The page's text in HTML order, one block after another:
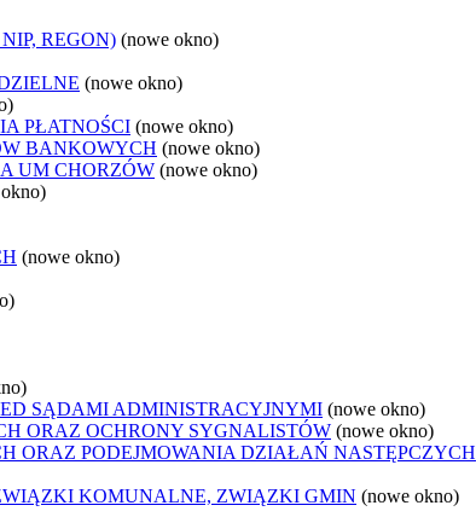
REGON) (nowe okno)
(nowe okno)
PŁATNOŚCI (nowe okno)
BANKOWYCH (nowe okno)
UM CHORZÓW (nowe okno)
(nowe okno)
SĄDAMI ADMINISTRACYJNYMI (nowe okno)
ORAZ OCHRONY SYGNALISTÓW (nowe okno)
ORAZ PODEJMOWANIA DZIAŁAŃ NASTĘPCZYCH
KOMUNALNE, ZWIĄZKI GMIN (nowe okno)